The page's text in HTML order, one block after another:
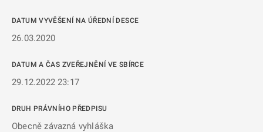
DATUM VYVĚŠENÍ NA ÚŘEDNÍ DESCE
26.03.2020
DATUM A ČAS ZVEŘEJNĚNÍ VE SBÍRCE
29.12.2022 23:17
DRUH PRÁVNÍHO PŘEDPISU
Obecně závazná vyhláška